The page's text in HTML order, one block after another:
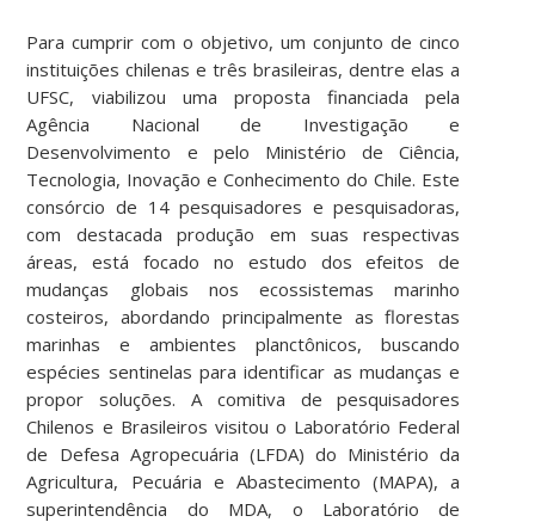
Para cumprir com o objetivo, um conjunto de cinco
instituições chilenas e três brasileiras, dentre elas a
UFSC, viabilizou uma proposta financiada pela
Agência Nacional de Investigação e
Desenvolvimento e pelo Ministério de Ciência,
Tecnologia, Inovação e Conhecimento do Chile. Este
consórcio de 14 pesquisadores e pesquisadoras,
com destacada produção em suas respectivas
áreas, está focado no estudo dos efeitos de
mudanças globais nos ecossistemas marinho
costeiros, abordando principalmente as florestas
marinhas e ambientes planctônicos, buscando
espécies sentinelas para identificar as mudanças e
propor soluções. A comitiva de pesquisadores
Chilenos e Brasileiros visitou o Laboratório Federal
de Defesa Agropecuária (LFDA) do Ministério da
Agricultura, Pecuária e Abastecimento (MAPA), a
superintendência do MDA, o Laboratório de